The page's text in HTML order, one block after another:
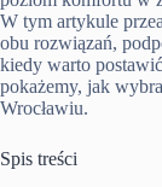
W tym artykule
obu rozwiązań,
kiedy warto
pokażemy, jak
Wrocławiu.
Spis treści